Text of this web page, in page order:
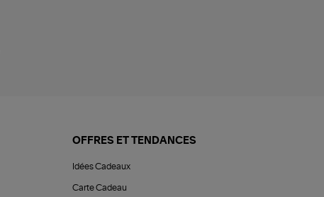
OFFRES ET TENDANCES
Idées Cadeaux
Carte Cadeau